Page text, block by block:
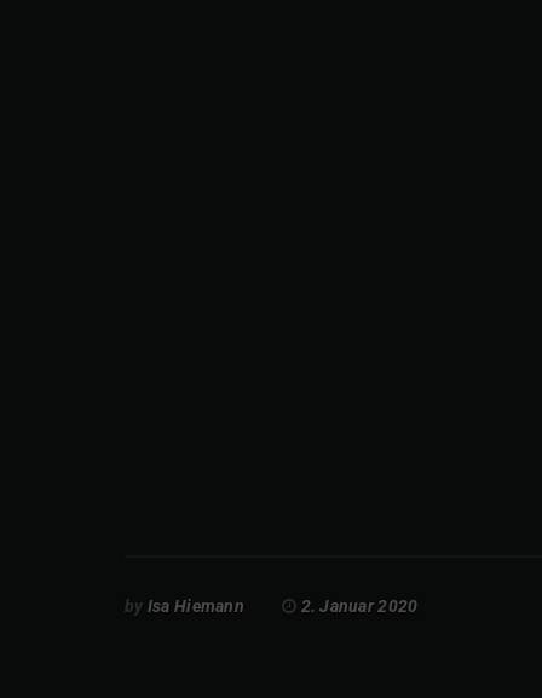
by Isa Hiemann 2. Januar 2020